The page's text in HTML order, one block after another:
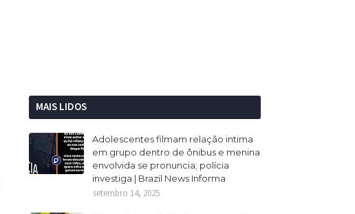
MAIS LIDOS
Adolescentes filmam relação intima
em grupo dentro de ônibus e menina
envolvida se pronuncia; polícia
investiga | Brazil News Informa
setembro 14, 2025